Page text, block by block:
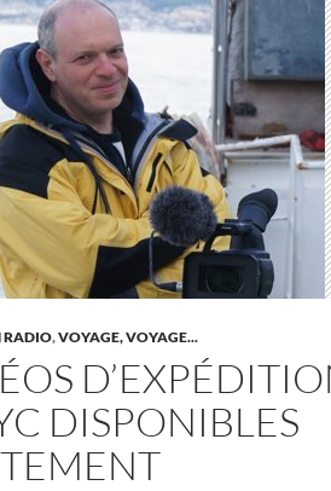
RADIO,VOYAGE, VOYAGE...
DISPONIBLES